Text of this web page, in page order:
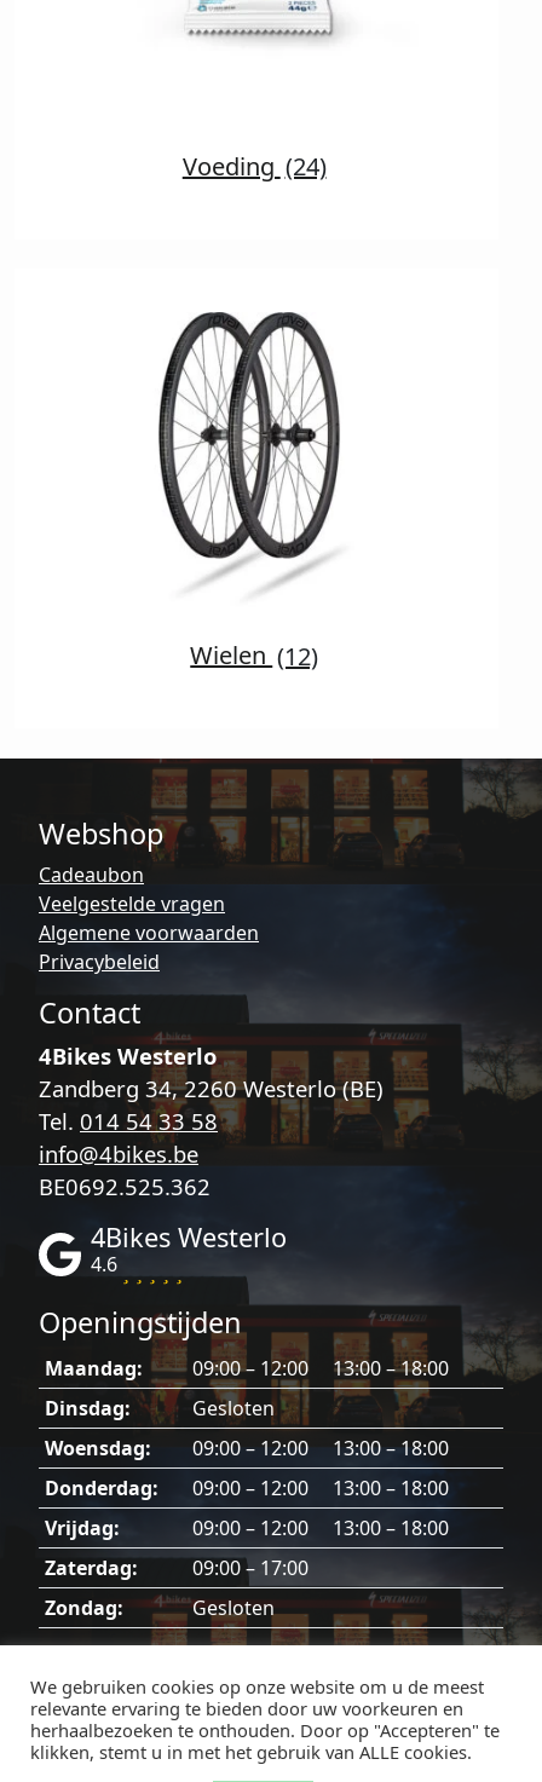
Voeding (24)
Wielen (12)
Webshop
Cadeaubon
Veelgestelde vragen
Algemene voorwaarden
Privacybeleid
Contact
4Bikes Westerlo
Zandberg 34, 2260 Westerlo (BE)
Tel. 014 54 33 58
info@4bikes.be
BE0692.525.362
4Bikes Westerlo
4.6
Openingstijden
Maandag:
09:00 – 12:00 13:00 – 18:00
Dinsdag:
Gesloten
Woensdag:
09:00 – 12:00 13:00 – 18:00
Donderdag:
09:00 – 12:00 13:00 – 18:00
Vrijdag:
09:00 – 12:00 13:00 – 18:00
Zaterdag:
09:00 – 17:00
Zondag:
Gesloten
FacebookInstagram
We gebruiken cookies op onze website om u de meest
relevante ervaring te bieden door uw voorkeuren en
herhaalbezoeken te onthouden. Door op "Accepteren" te
klikken, stemt u in met het gebruik van ALLE cookies.